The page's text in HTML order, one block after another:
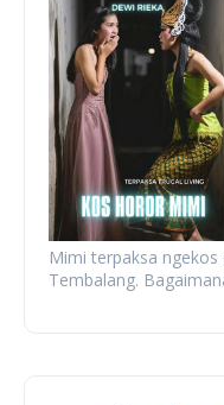
Mimi terpaksa
Tembalang.